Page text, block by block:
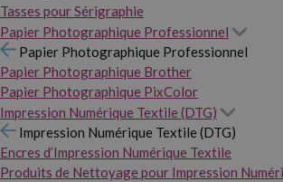
Tasses pour Sérigraphie
Papier Photographique Professionnel
Papier Photographique Professionnel
Papier Photographique Brother
Papier Photographique PixColor
Impression Numérique Textile (DTG)
Impression Numérique Textile (DTG)
Encres d’Impression Numérique Textile
Produits de Nettoyage pour Impression